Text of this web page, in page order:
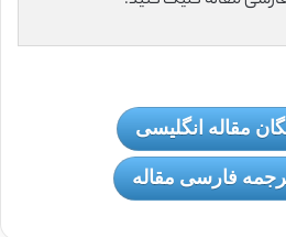
مقاله انگلیسی
فارسی مقاله